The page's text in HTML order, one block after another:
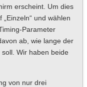
erscheint. Um dies
und wählen
Parameter
ab, wie lange der
Wir haben beide
von nur drei